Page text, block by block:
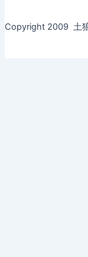
Copyright 2009 土